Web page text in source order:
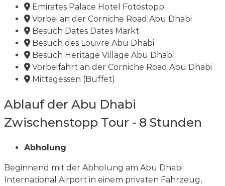
Emirates Palace Hotel Fotostopp
Vorbei an der Corniche Road Abu Dhabi
Besuch Dates Dates Markt
Besuch des Louvre Abu Dhabi
Besuch Heritage Village Abu Dhabi
Vorbeifahrt an der Corniche Road Abu Dhabi
Mittagessen (Buffet)
Ablauf der Abu Dhabi
Zwischenstopp Tour - 8 Stunden
Abholung
Beginnend mit der Abholung am Abu Dhabi
International Airport in einem privaten Fahrzeug,